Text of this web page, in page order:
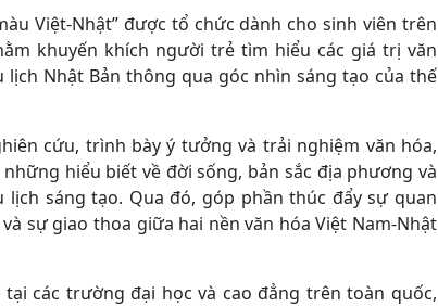
Việt-Nhật” được tổ chức dành cho sinh viên trên
khuyến khích người trẻ tìm hiểu các giá trị văn
Nhật Bản thông qua góc nhìn sáng tạo của thế
cứu, trình bày ý tưởng và trải nghiệm văn hóa,
hiểu biết về đời sống, bản sắc địa phương và
sáng tạo. Qua đó, góp phần thúc đẩy sự quan
sự giao thoa giữa hai nền văn hóa Việt Nam-Nhật
các trường đại học và cao đẳng trên toàn quốc,